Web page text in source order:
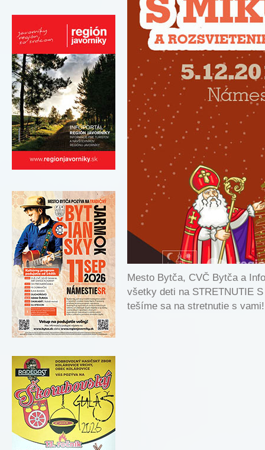
Mesto Bytča, CVČ Bytča a
všetky deti na STRETNUTIE
tešíme sa na stretnutie s